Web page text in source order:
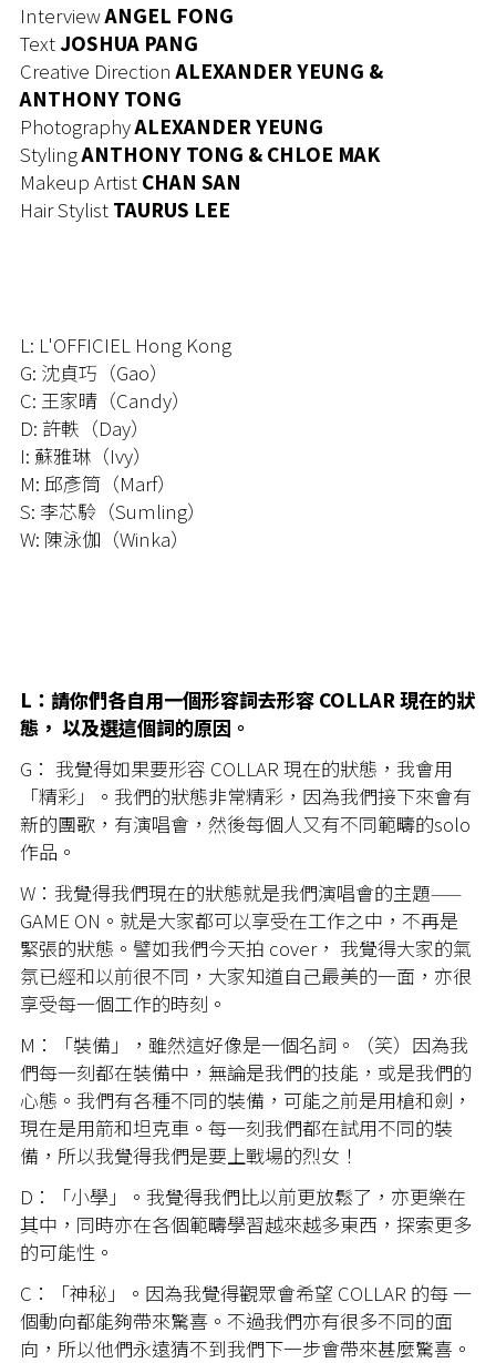
InterviewANGEL FONG
Text JOSHUA PANG
Creative Direction ALEXANDER YEUNG &
ANTHONY TONG
PhotographyALEXANDER YEUNG
StylingANTHONY TONG & CHLOE MAK
Makeup Artist CHAN SAN
Hair Stylist TAURUS LEE
L: L'OFFICIEL Hong Kong
G: 沈貞巧（Gao）
C: 王家晴（Candy）
D: 許軼（Day）
I: 蘇雅琳（Ivy）
M: 邱彥筒（Marf）
S: 李芯駖（Sumling）
W: 陳泳伽（Winka）
L：請你們各自用一個形容詞去形容 COLLAR 現在的狀
態， 以及選這個詞的原因。
G： 我覺得如果要形容 COLLAR 現在的狀態，我會用
「精彩」。我們的狀態非常精彩，因為我們接下來會有
新的團歌，有演唱會，然後每個人又有不同範疇的solo
作品。
W：我覺得我們現在的狀態就是我們演唱會的主題——
GAME ON。就是大家都可以享受在工作之中，不再是
緊張的狀態。譬如我們今天拍 cover， 我覺得大家的氣
氛已經和以前很不同，大家知道自己最美的一面，亦很
享受每一個工作的時刻。
M：「裝備」，雖然這好像是一個名詞。（笑）因為我
們每一刻都在裝備中，無論是我們的技能，或是我們的
心態。我們有各種不同的裝備，可能之前是用槍和劍，
現在是用箭和坦克車。每一刻我們都在試用不同的裝
備，所以我覺得我們是要上戰場的烈女！
D：「小學」。我覺得我們比以前更放鬆了，亦更樂在
其中，同時亦在各個範疇學習越來越多東西，探索更多
的可能性。
C：「神秘」。因為我覺得觀眾會希望 COLLAR 的每 一
個動向都能夠帶來驚喜。不過我們亦有很多不同的面
向，所以他們永遠猜不到我們下一步會帶來甚麼驚喜。